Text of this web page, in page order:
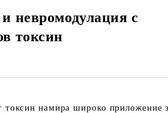
невромодулация с
токсин
токсин намира широко приложение